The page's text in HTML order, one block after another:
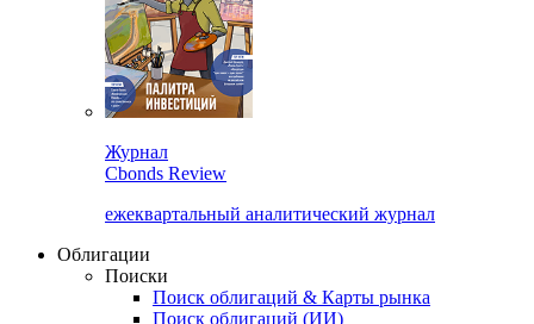
Cbonds Review
ежеквартальный аналитический журнал